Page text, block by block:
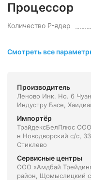
Процессор
Количество P-ядер
Смотреть все
Производитель
Леново Инк. Но. 6
Индустру Басе,
Импортёр
ТрайдексБелПлюс
н Новодворский с/с,
Стиклево
Сервисные центры
ООО «Амдбай
район, Щомыслицкий